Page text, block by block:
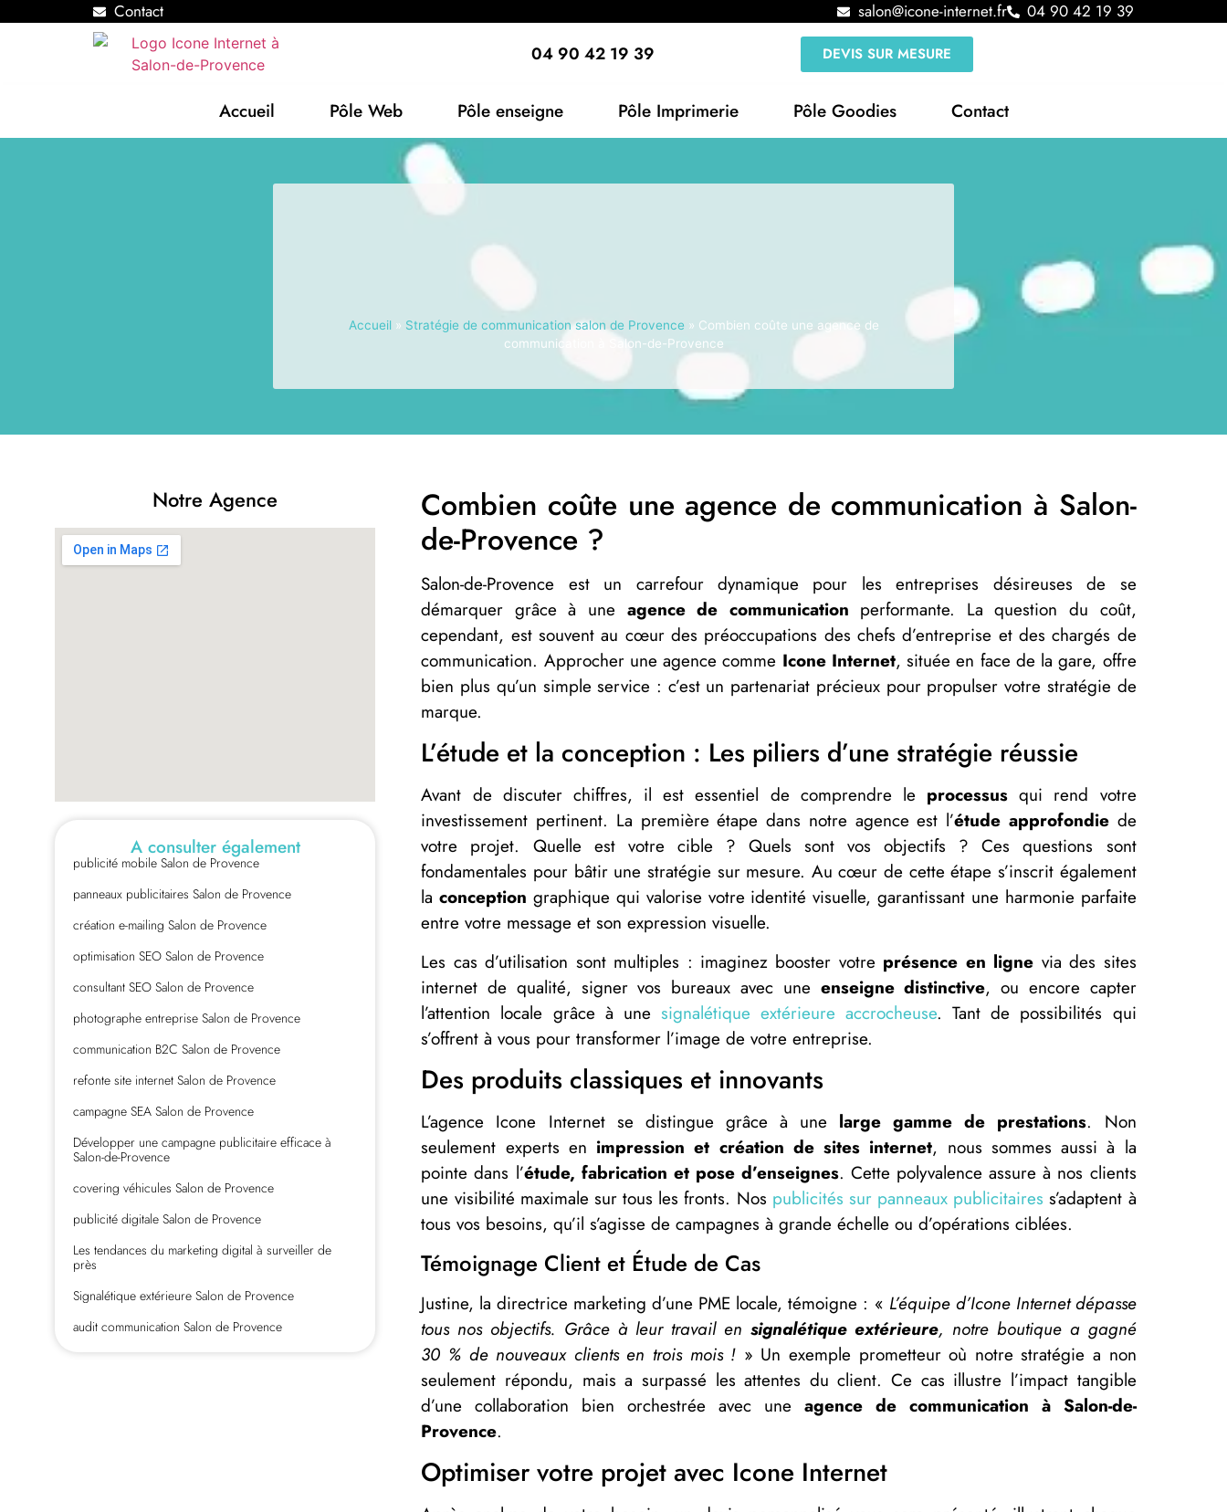
Contact salon@icone-internet.fr 04 90 42 19 39
04 90 42 19 39 DEVIS SUR MESURE
Accueil Pôle Web Pôle enseigne Pôle Imprimerie Pôle Goodies Contact
Accueil» Stratégie de communication salon de Provence » Combien coûte une agence de
communication à Salon-de-Provence
Notre Agence
A consulter également
publicité mobile Salon de Provence
panneaux publicitaires Salon de Provence
création e-mailing Salon de Provence
optimisation SEO Salon de Provence
consultant SEO Salon de Provence
photographe entreprise Salon de Provence
communication B2C Salon de Provence
refonte site internet Salon de Provence
campagne SEA Salon de Provence
Développer une campagne publicitaire efficace à
Salon-de-Provence
covering véhicules Salon de Provence
publicité digitale Salon de Provence
Les tendances du marketing digital à surveiller de
près
Signalétique extérieure Salon de Provence
audit communication Salon de Provence
Combien coûte une agence de communication à Salon-
de-Provence ?
Salon-de-Provence est un carrefour dynamique pour les entreprises désireuses de se
démarquer grâce à une agence de communication performante. La question du coût,
cependant, est souvent au cœur des préoccupations des chefs d’entreprise et des chargés de
communication. Approcher une agence comme Icone Internet, située en face de la gare, offre
bien plus qu’un simple service : c’est un partenariat précieux pour propulser votre stratégie de
marque.
L’étude et la conception : Les piliers d’une stratégie réussie
Avant de discuter chiffres, il est essentiel de comprendre le processus qui rend votre
investissement pertinent. La première étape dans notre agence est l’étude approfondiede
votre projet. Quelle est votre cible ? Quels sont vos objectifs ? Ces questions sont
fondamentales pour bâtir une stratégie sur mesure. Au cœur de cette étape s’inscrit également
laconception graphique qui valorise votre identité visuelle, garantissant une harmonie parfaite
entre votre message et son expression visuelle.
Les cas d’utilisation sont multiples : imaginez booster votre présence en ligne via des sites
internet de qualité, signer vos bureaux avec une enseigne distinctive, ou encore capter
l’attention locale grâce à une signalétique extérieure accrocheuse. Tant de possibilités qui
s’offrent à vous pour transformer l’image de votre entreprise.
Des produits classiques et innovants
L’agence Icone Internet se distingue grâce à une large gamme de prestations. Non
seulement experts en impression et création de sites internet, nous sommes aussi à la
pointe dans l’étude, fabrication et pose d’enseignes. Cette polyvalence assure à nos clients
une visibilité maximale sur tous les fronts. Nos publicités sur panneaux publicitaires s’adaptent à
tous vos besoins, qu’il s’agisse de campagnes à grande échelle ou d’opérations ciblées.
Témoignage Client et Étude de Cas
Justine, la directrice marketing d’une PME locale, témoigne : « L’équipe d’Icone Internet dépasse
tous nos objectifs. Grâce à leur travail en signalétique extérieure, notre boutique a gagné
30 % de nouveaux clients en trois mois ! » Un exemple prometteur où notre stratégie a non
seulement répondu, mais a surpassé les attentes du client. Ce cas illustre l’impact tangible
d’une collaboration bien orchestrée avec une agence de communication à Salon-de-
Provence.
Optimiser votre projet avec Icone Internet